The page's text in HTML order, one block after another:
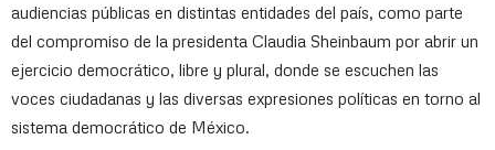
audiencias públicas en distintas entidades del país, como parte
del compromiso de la presidenta Claudia Sheinbaum por abrir un
ejercicio democrático, libre y plural, donde se escuchen las
voces ciudadanas y las diversas expresiones políticas en torno al
sistema democrático de México.